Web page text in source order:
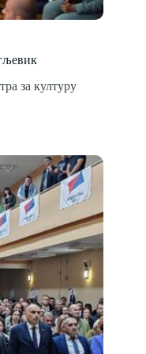
за културу